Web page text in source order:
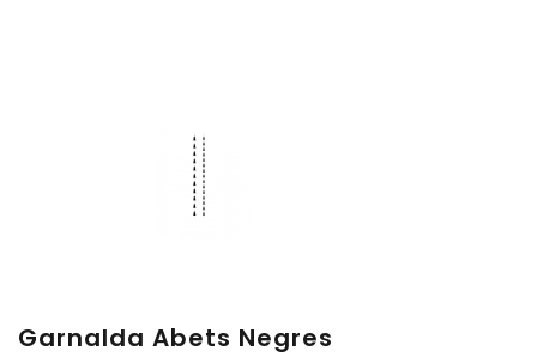
Garnalda Abets Negres